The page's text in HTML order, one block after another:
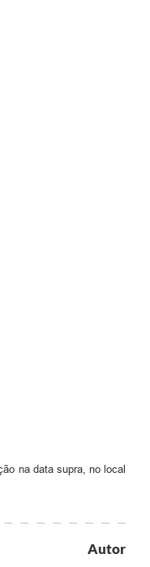
na data supra, no local
Autor